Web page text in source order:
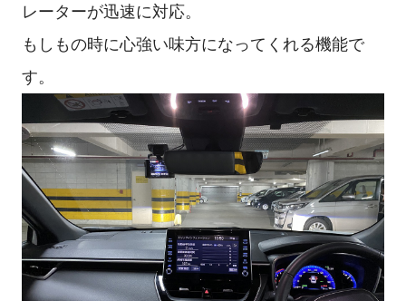
レーターが迅速に対応。
もしもの時に心強い味方になってくれる機能で
す。